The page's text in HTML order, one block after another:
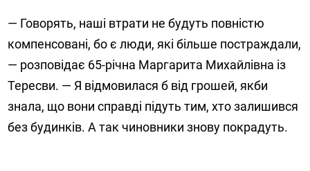
— Говорять, наші втрати не будуть повністю
компенсовані, бо є люди, які більше постраждали,
— розповідає 65-річна Маргарита Михайлівна із
Тересви. — Я відмовилася б від грошей, якби
знала, що вони справді підуть тим, хто залишився
без будинків. А так чиновники знову покрадуть.